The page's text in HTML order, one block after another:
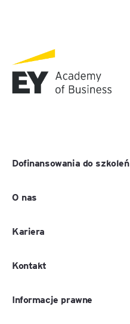
Dofinansowania do szkoleń
O nas
Kariera
Kontakt
Informacje prawne